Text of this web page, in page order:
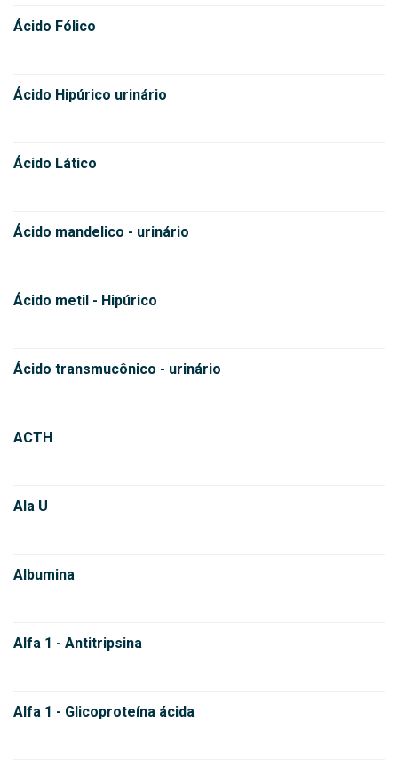
Ácido Fólico
Ácido Hipúrico urinário
Ácido Lático
Ácido mandelico - urinário
Ácido metil - Hipúrico
Ácido transmucônico - urinário
ACTH
Ala U
Albumina
Alfa 1 - Antitripsina
Alfa 1 - Glicoproteína ácida